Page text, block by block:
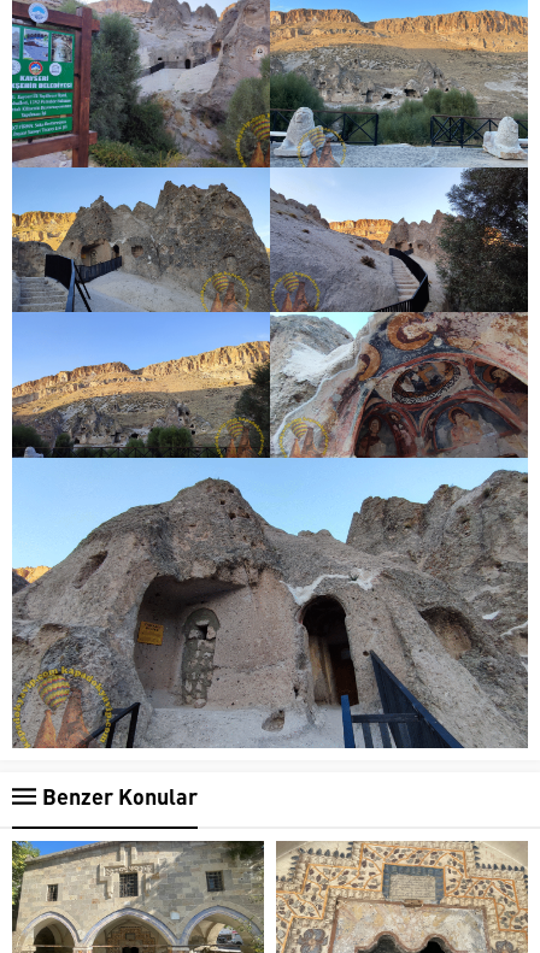
Benzer Konular